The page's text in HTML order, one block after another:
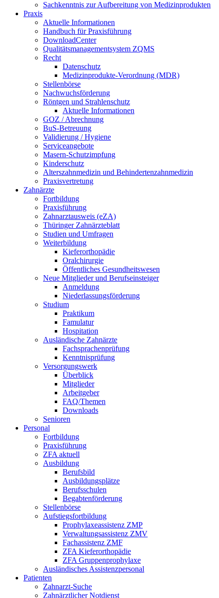
Sachkenntnis zur Aufbereitung von Medizinprodukten
Praxis
Aktuelle Informationen
Handbuch für Praxisführung
DownloadCenter
Qualitätsmanagementsystem ZQMS
Recht
Datenschutz
Medizinprodukte-Verordnung (MDR)
Stellenbörse
Nachwuchsförderung
Röntgen und Strahlenschutz
Aktuelle Informationen
GOZ / Abrechnung
BuS-Betreuung
Validierung / Hygiene
Serviceangebote
Masern-Schutzimpfung
Kinderschutz
Alterszahnmedizin und Behindertenzahnmedizin
Praxisvertretung
Zahnärzte
Fortbildung
Praxisführung
Zahnarztausweis (eZA)
Thüringer Zahnärzteblatt
Studien und Umfragen
Weiterbildung
Kieferorthopädie
Oralchirurgie
Öffentliches Gesundheitswesen
Neue Mitglieder und Berufseinsteiger
Anmeldung
Niederlassungsförderung
Studium
Praktikum
Famulatur
Hospitation
Ausländische Zahnärzte
Fachsprachenprüfung
Kenntnisprüfung
Versorgungswerk
Überblick
Mitglieder
Arbeitgeber
FAQ/Themen
Downloads
Senioren
Personal
Fortbildung
Praxisführung
ZFA aktuell
Ausbildung
Berufsbild
Ausbildungsplätze
Berufsschulen
Begabtenförderung
Stellenbörse
Aufstiegsfortbildung
Prophylaxeassistenz ZMP
Verwaltungsassistenz ZMV
Fachassistenz ZMF
ZFA Kieferorthopädie
ZFA Gruppenprophylaxe
Ausländisches Assistenzpersonal
Patienten
Zahnarzt-Suche
Zahnärztlicher Notdienst